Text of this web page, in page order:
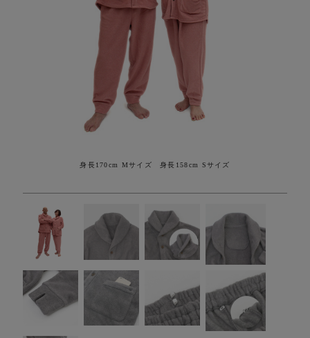
身長170cm Mサイズ 身長158cm Sサイズ